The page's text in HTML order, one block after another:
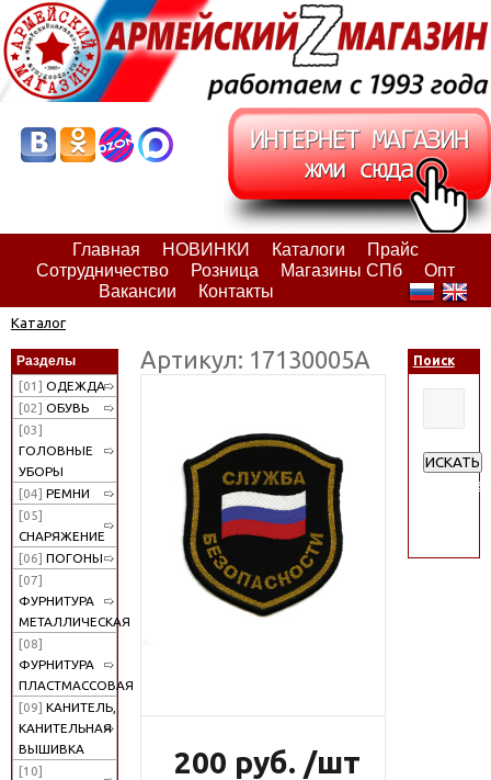
Главная НОВИНКИ Каталоги
Прайс
Сотрудничество
Розница Магазины СПб
Опт
Вакансии
Контакты
Каталог
Разделы
[01] ОДЕЖДА
[02] ОБУВЬ
[03]
ГОЛОВНЫЕ
УБОРЫ
[04] РЕМНИ
[05]
СНАРЯЖЕНИЕ
[06] ПОГОНЫ
[07]
ФУРНИТУРА
МЕТАЛЛИЧЕСКАЯ
[08]
ФУРНИТУРА
ПЛАСТМАССОВАЯ
[09] КАНИТЕЛЬ,
КАНИТЕЛЬНАЯ
ВЫШИВКА
[10]
Артикул: 17130005А
200 руб. /шт
Поиск
ИСКАТЬ